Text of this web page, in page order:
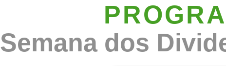
Semana dos